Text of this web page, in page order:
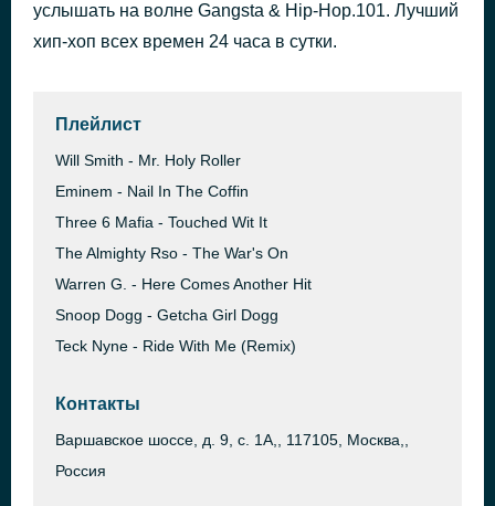
{"status":0,"error":{"info":"\u042d\u0442\u043e \u0440\u0435\u043a\u043b\u0430\u043c\u0430 \u0438\u043b\u0438 \u0434\u0436\u0438\u043d\u0433\u043b","code":201,"debug":"","extra":[]},"errorCode":201,"result":"\u042d\u0442\u043e \u0440\u0435\u043a\u043b\u0430\u043c\u0430 \u0438\u043b\u0438 \u0434\u0436\u0438\u043d\u0433\u043b"} 0 1 день назад
услышать на волне Gangsta & Hip-Hop.101. Лучший
хип-хоп всех времен 24 часа в сутки.
Плейлист
Will Smith - Mr. Holy Roller
Eminem - Nail In The Coffin
Three 6 Mafia - Touched Wit It
The Almighty Rso - The War's On
Warren G. - Here Comes Another Hit
Snoop Dogg - Getcha Girl Dogg
Teck Nyne - Ride With Me (Remix)
Контакты
Варшавское шоссе, д. 9, с. 1А,, 117105, Москва,,
Россия